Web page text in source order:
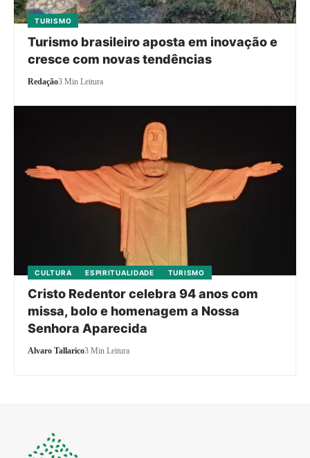
TURISMO
Turismo brasileiro aposta em inovação e
cresce com novas tendências
Redação3 Min Leitura
CULTURA ESPIRITUALIDADE TURISMO
Cristo Redentor celebra 94 anos com
missa, bolo e homenagem a Nossa
Senhora Aparecida
Alvaro Tallarico3 Min Leitura